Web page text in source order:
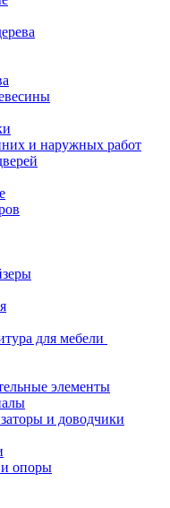
и наружных работ
для мебели
элементы
и доводчики
опоры